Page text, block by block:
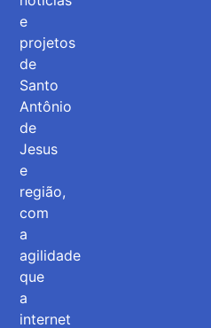
e
projetos
de
Santo
Antônio
de
Jesus
e
região,
com
a
agilidade
que
a
internet